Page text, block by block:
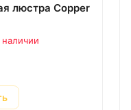
люстра Copper